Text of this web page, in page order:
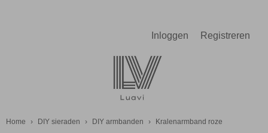
Inloggen Registreren
Home › DIY sieraden › DIY armbanden › Kralenarmband roze